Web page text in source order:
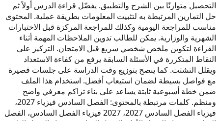
التحصيل متوازنًا بين الشرح والتطبيق. يفضّل قراءة الدرس أولاً ثم
حل التمارين المرتبطة به لتثبيت المعلومات بطريقة عملية. المحتوى
مناسب للمراجعة اليومية وكذلك للمراجعة المركزة قبل الاختبارات
الشهرية والوزارية. يمكن للطالب تدوين الملاحظات المهمة أثناء
القراءة لتكوين ملخص شخصي سريع قبل الامتحان. التركيز على
النقاط المتكررة في الأسئلة السابقة يرفع من كفاءة الاستعداد
ويقلل التشتت. كما ينصح بتوزيع وقت الدراسة على جلسات قصيرة
مع فواصل بسيطة لضمان استيعاب أفضل. استخدام هذا الملف
ضمن خطة أسبوعية ثابتة يساعد على بناء تراكم معرفي واضح
ومنظم. كلمات مرتبطة بالمحتوى: الفصل السادس فيزياء 2027،
فيزياء الفصل السادس 2027، 2027 فيزياء الفصل السادس، الفصل